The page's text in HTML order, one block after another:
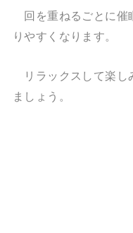
回を重ねるごとに催
りやすくなります。
リラックスして楽し
ましょう。